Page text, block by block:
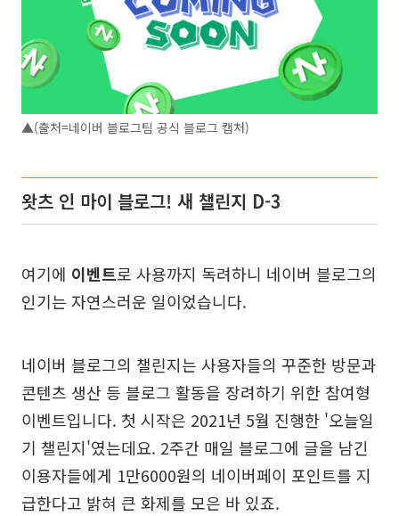
▲(출처=네이버 블로그팀 공식 블로그 캡처)
왓츠 인 마이 블로그! 새 챌린지 D-3
여기에 이벤트로 사용까지 독려하니 네이버 블로그의
인기는 자연스러운 일이었습니다.
네이버 블로그의 챌린지는 사용자들의 꾸준한 방문과
콘텐츠 생산 등 블로그 활동을 장려하기 위한 참여형
이벤트입니다. 첫 시작은 2021년 5월 진행한 '오늘일
기 챌린지'였는데요. 2주간 매일 블로그에 글을 남긴
이용자들에게 1만6000원의 네이버페이 포인트를 지
급한다고 밝혀 큰 화제를 모은 바 있죠.